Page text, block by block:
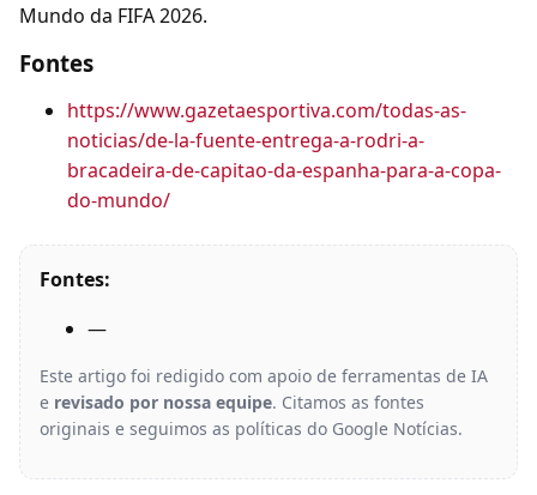
Mundo da FIFA 2026.
Fontes
https://www.gazetaesportiva.com/todas-as-
noticias/de-la-fuente-entrega-a-rodri-a-
bracadeira-de-capitao-da-espanha-para-a-copa-
do-mundo/
Fontes:
—
Este artigo foi redigido com apoio de ferramentas de IA
e revisado por nossa equipe. Citamos as fontes
originais e seguimos as políticas do Google Notícias.